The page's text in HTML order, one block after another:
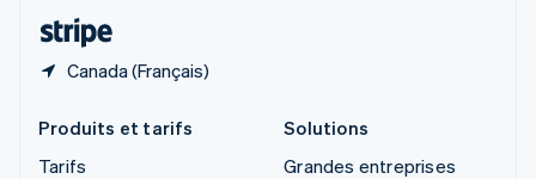
Canada (Français)
Produits et tarifs
Tarifs
Solutions
Grandes entreprises